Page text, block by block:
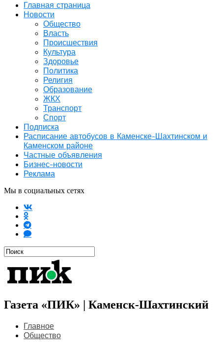
Главная страница
Новости
Общество
Власть
Происшествия
Культура
Здоровье
Политика
Религия
Образование
ЖКХ
Транспорт
Спорт
Подписка
Расписание автобусов в Каменске-Шахтинском и
Каменском районе
Частные объявления
Бизнес-новости
Реклама
Мы в социальных сетях
Газета «ПИК» | Каменск-Шахтинский
Главное
Общество